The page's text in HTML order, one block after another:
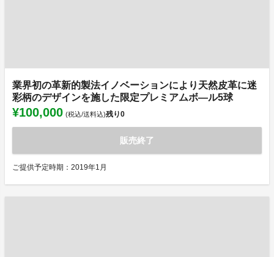
業界初の革新的製法イノベーションにより天然皮革に迷
彩柄のデザインを施した限定プレミアムボ―ル5球
¥100,000 (税込/送料込)残り0
販売終了
ご提供予定時期：2019年1月